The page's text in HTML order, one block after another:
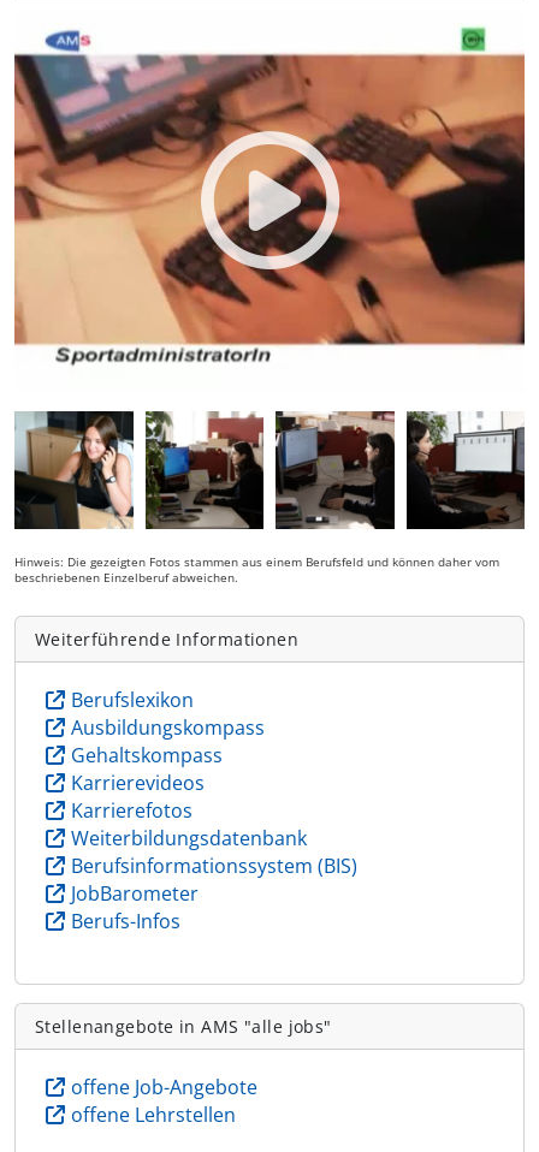
Hinweis: Die gezeigten Fotos stammen aus einem Berufsfeld und können daher vom
beschriebenen Einzelberuf abweichen.
Weiterführende Informationen
Berufslexikon
Ausbildungskompass
Gehaltskompass
Karrierevideos
Karrierefotos
Weiterbildungsdatenbank
Berufsinformationssystem (BIS)
JobBarometer
Berufs-Infos
Stellenangebote in AMS "alle jobs"
offene Job-Angebote
offene Lehrstellen